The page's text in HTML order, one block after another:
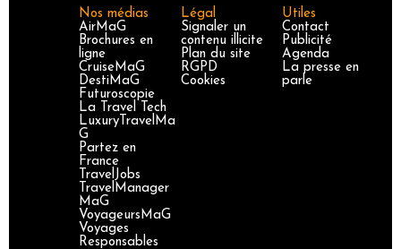
Nos médias
AirMaG
Brochures en
ligne
CruiseMaG
DestiMaG
Futuroscopie
La Travel Tech
LuxuryTravelMa
G
Partez en
France
TravelJobs
TravelManager
MaG
VoyageursMaG
Voyages
Responsables
Légal
Signaler un
contenu illicite
Plan du site
RGPD
Cookies
Utiles
Contact
Publicité
Agenda
La presse en
parle